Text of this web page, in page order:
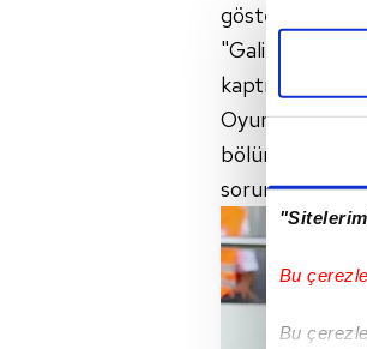
Bu
Bu
göstergesi
"Galip
kaptırdık.
Oyuncularıma
bölümdeki
sorunlara yol